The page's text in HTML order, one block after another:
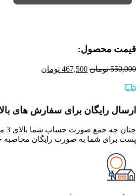
قیمت محصول:​
550,000 تومان قیمت
467,500 تومان
ارسال رایگان برای سفارش های بالای 3 میلیون
پست برای شما به صورت رایگان محاصبه